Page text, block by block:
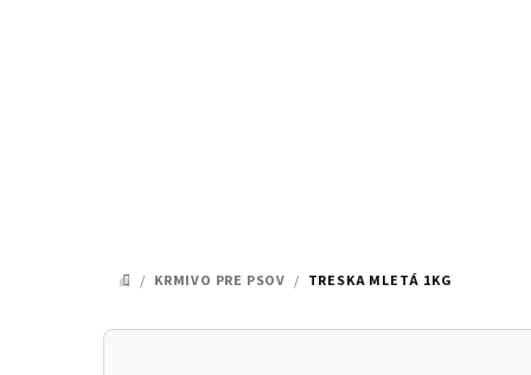
DOMOV
/ KRMIVO PRE PSOV / TRESKA MLETÁ 1KG
B